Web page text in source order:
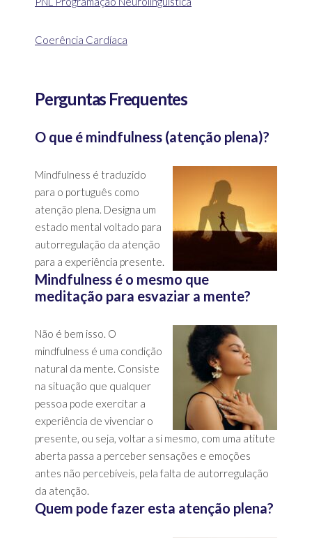
Coerência Cardíaca
Perguntas Frequentes
O que é mindfulness (atenção plena)?
Mindfulness é traduzido
para o português como
atenção plena. Designa um
estado mental voltado para
autorregulação da atenção
para a experiência presente.
Mindfulness é o mesmo que
meditação para esvaziar a mente?
Não é bem isso. O
mindfulness é uma condição
natural da mente. Consiste
na situação que qualquer
pessoa pode exercitar a
experiência de vivenciar o
presente, ou seja, voltar a si mesmo, com uma atitute
aberta passa a perceber sensações e emoções
antes não percebíveis, pela falta de autorregulação
da atenção.
Quem pode fazer esta atenção plena?